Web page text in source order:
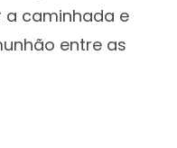
a caminhada e
entre as